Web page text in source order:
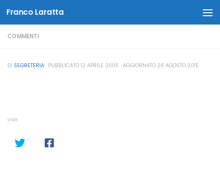
Salta al contenuto
Franco Laratta
COMMENTI
DI SEGRETERIA · PUBBLICATO 12 APRILE 2005 · AGGIORNATO 26 AGOSTO 2015
SHARE